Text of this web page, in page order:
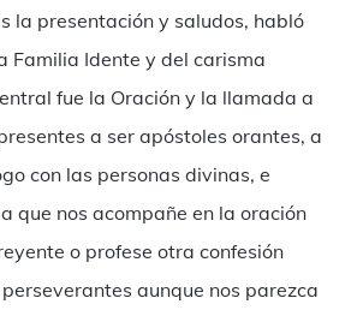
la presentación y saludos, habló
Familia Idente y del carisma
fue la Oración y la llamada a
a ser apóstoles orantes, a
con las personas divinas, e
que nos acompañe en la oración
o profese otra confesión
aunque nos parezca